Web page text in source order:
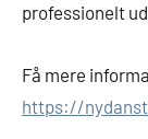
professionelt
Få mere
https://